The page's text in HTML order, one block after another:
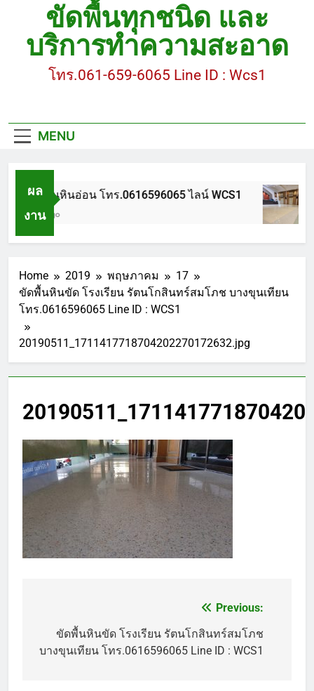
ขัดพื้นหินขัด อบต.แหลมบัวนครปฐม
ขัดพื้นหินอ่อน โทร.0616596065 ไลน์ WCS1
บทความ : การดูแลรักษาพื้นหินขัด
ขัดพื้นทุกชนิด และ
บริการทำความสะอาด
โทร.061-659-6065 Line ID : Wcs1
MENU
ผล
งาน
ขัดพื้นหินอ่อน โทร.0616596065 ไลน์ WCS1
1 ปี Ago
Home 2019 พฤษภาคม
17
ขัดพื้นหินขัด โรงเรียน รัตนโกสินทร์สมโภช บางขุนเทียน
โทร.0616596065 Line ID : WCS1
20190511_1711417718704202270172632.jpg
เรื่อง
Previous:
ขัดพื้นหินขัด โรงเรียน รัตนโกสินทร์สมโภช
บางขุนเทียน โทร.0616596065 Line ID : WCS1